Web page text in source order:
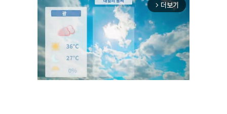
arrow_forward_ios 더보기